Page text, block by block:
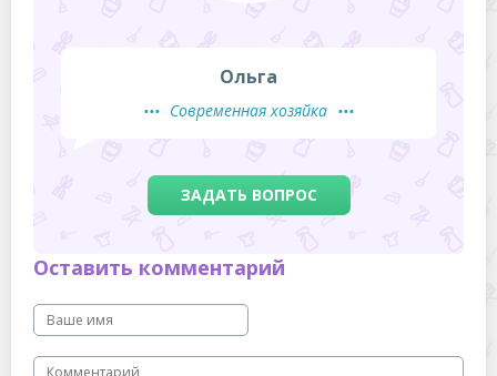
Ольга
Современная хозяйка
ЗАДАТЬ ВОПРОС
Оставить комментарий